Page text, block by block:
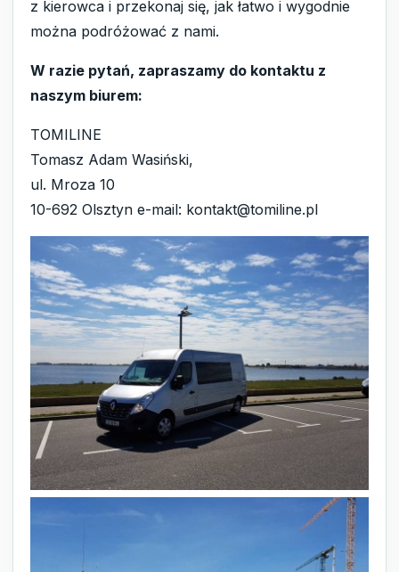
z kierowca i przekonaj się, jak łatwo i wygodnie
można podróżować z nami.
W razie pytań, zapraszamy do kontaktu z
naszym biurem:
TOMILINE
Tomasz Adam Wasiński,
ul. Mroza 10
10-692 Olsztyn e-mail: kontakt@tomiline.pl